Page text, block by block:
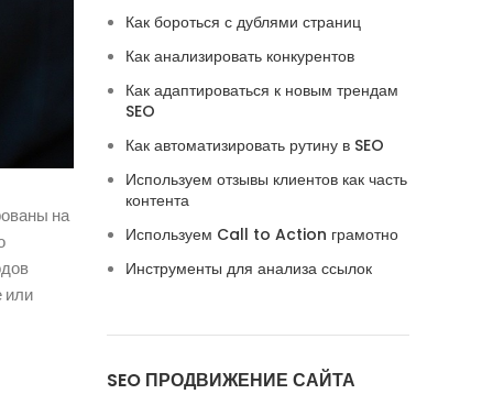
на
или
Как бороться с дублями страниц
Как анализировать конкурентов
Как адаптироваться к новым трендам
SEO
Как автоматизировать рутину в SEO
Используем отзывы клиентов как часть
контента
Используем Call to Action грамотно
Инструменты для анализа ссылок
SEO ПРОДВИЖЕНИЕ САЙТА